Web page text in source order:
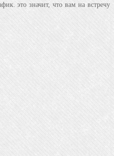
это значит, что вам на встречу